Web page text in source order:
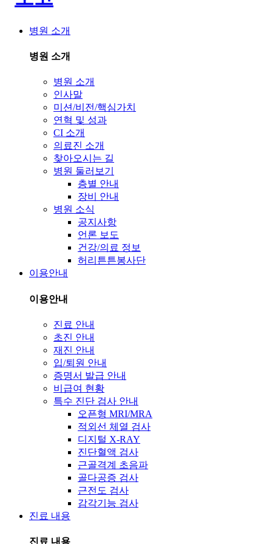
병원 소개
병원 소개
병원 소개
인사말
미션/비전/핵심가치
연혁 및 성과
CI 소개
의료진 소개
찾아오시는 길
병원 둘러보기
층별 안내
장비 안내
병원 소식
공지사항
언론 보도
건강/의료 정보
허리튼튼봉사단
이용안내
이용안내
진료 안내
초진 안내
재진 안내
입/퇴원 안내
증명서 발급 안내
비급여 현황
특수 진단 검사 안내
오픈형 MRI/MRA
적외선 체열 검사
디지털 X-RAY
진단혈액 검사
근골격계 초음파
골다공증 검사
근전도 검사
감각기능 검사
진료 내용
진료 내용